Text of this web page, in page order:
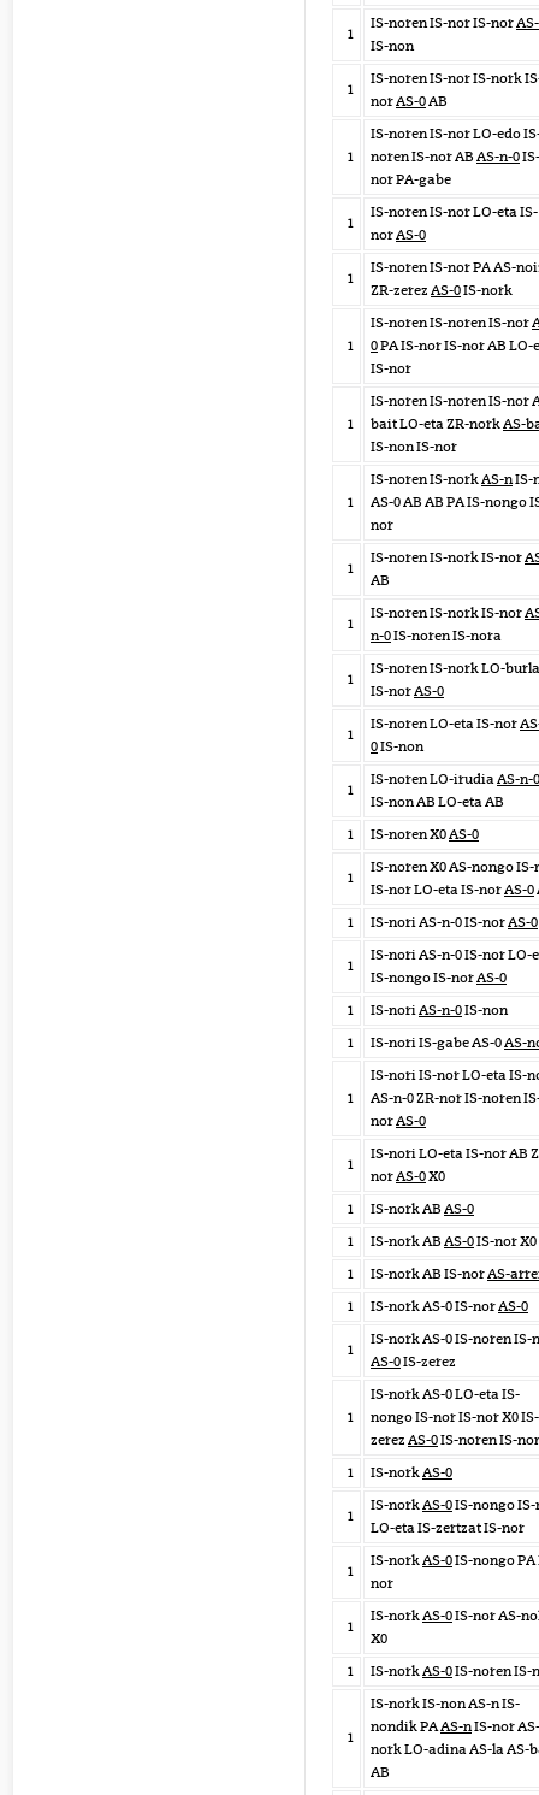
1
IS-noren IS-nor IS-nor
IS-non
1
IS-noren IS-nor IS-nork
norAS-0AB
1
IS-noren IS-nor LO-edo
noren IS-nor AB AS-n-0IS-
nor PA-gabe
1
IS-noren IS-nor LO-eta IS-
norAS-0
1
IS-noren IS-nor PA AS-
ZR-zerez AS-0IS-nork
1
IS-noren IS-noren IS-nor
0PA IS-nor IS-nor AB LO-
IS-nor
1
IS-noren IS-noren IS-nor
bait LO-eta ZR-norkAS-
IS-non IS-nor
1
IS-noren IS-norkAS-nIS-
AS-0 AB AB PA IS-nongo
nor
1
IS-noren IS-nork IS-nor
AB
1
IS-noren IS-nork IS-nor
n-0IS-noren IS-nora
1
IS-noren IS-nork LO-burla
IS-norAS-0
1
IS-noren LO-eta IS-nor
0IS-non
1
IS-noren LO-irudiaAS-n-0
IS-non AB LO-eta AB
1
IS-noren X0AS-0
1
IS-noren X0 AS-nongo
IS-nor LO-eta IS-norAS-0
1
IS-nori AS-n-0 IS-norAS-0
1
IS-nori AS-n-0 IS-nor LO-
IS-nongo IS-norAS-0
1
IS-noriAS-n-0IS-non
1
IS-nori IS-gabe AS-0AS-
1
IS-nori IS-nor LO-eta IS-
AS-n-0 ZR-nor IS-noren
norAS-0
1
IS-nori LO-eta IS-nor AB
norAS-0X0
1
IS-nork AB AS-0
1
IS-nork AB AS-0IS-nor X0
1
IS-nork AB IS-norAS-
1
IS-nork AS-0 IS-norAS-0
1
IS-nork AS-0 IS-noren IS-
AS-0IS-zerez
1
IS-nork AS-0 LO-eta IS-
nongo IS-nor IS-nor X0 IS-
zerez AS-0IS-noren IS-
1
IS-norkAS-0
1
IS-norkAS-0IS-nongo
LO-eta IS-zertzat IS-nor
1
IS-norkAS-0IS-nongo PA
nor
1
IS-norkAS-0IS-nor AS-
X0
1
IS-norkAS-0IS-noren IS-
1
IS-nork IS-non AS-n IS-
nondik PAAS-nIS-nor AS-
nork LO-adina AS-la AS-
AB